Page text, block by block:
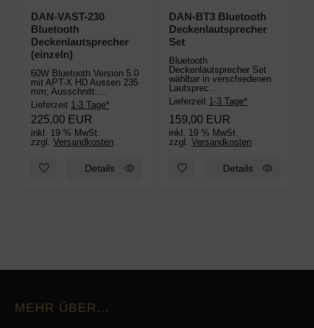
DAN-VAST-230
Bluetooth
Deckenlautsprecher
(einzeln)
60W Bluetooth Version 5.0
mit APT-X HD Aussen 235
mm; Ausschnitt:...
Lieferzeit 1-3 Tage*
225,00 EUR
inkl. 19 % MwSt.
zzgl. Versandkosten
Zum Merkzettel hinzufügen: DAN-VAST-230 Bluetooth
Details
DAN-BT3 Bluetooth
Deckenlautsprecher
Set
Bluetooth
Deckenlautsprecher Set
wählbar in verschiedenen
Lautsprec...
Lieferzeit 1-3 Tage*
159,00 EUR
inkl. 19 % MwSt.
zzgl. Versandkosten
Zum Merkzettel hinzufügen:
Details
MEHR ÜBER...